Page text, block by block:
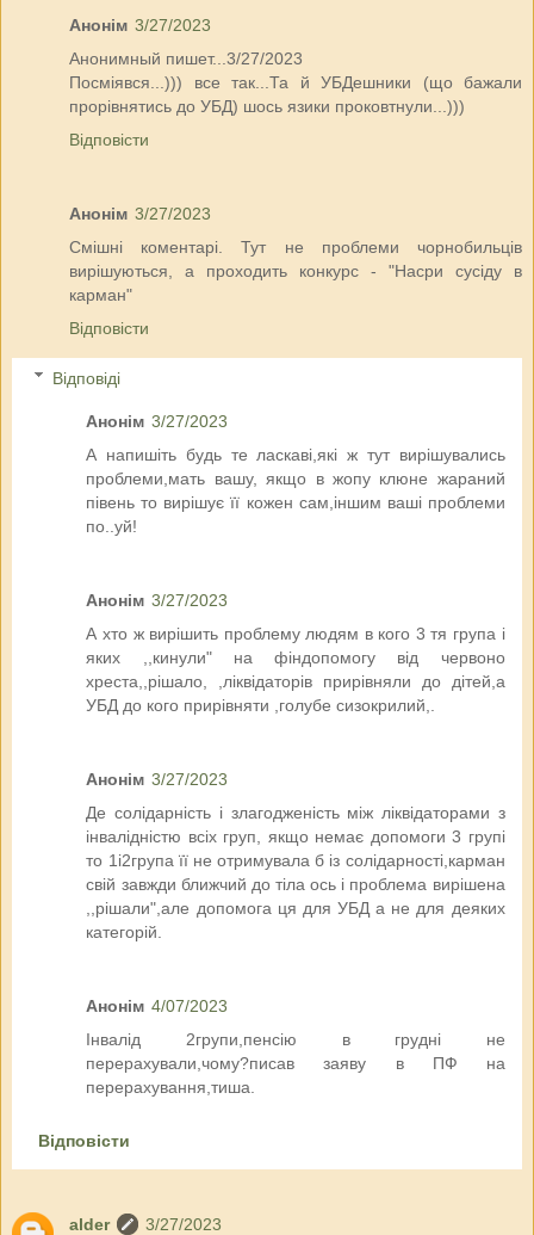
Анонім 3/27/2023
Анонимный пишет...3/27/2023
Посміявся...))) все так...Та й УБДешники (що бажали
прорівнятись до УБД) шось язики проковтнули...)))
Відповісти
Анонім 3/27/2023
Смішні коментарі. Тут не проблеми чорнобильців
вирішуються, а проходить конкурс - "Насри сусіду в
карман"
Відповісти
Відповіді
Анонім 3/27/2023
А напишіть будь те ласкаві,які ж тут вирішувались
проблеми,мать вашу, якщо в жопу клюне жараний
півень то вирішує її кожен сам,іншим ваші проблеми
по..уй!
Анонім 3/27/2023
А хто ж вирішить проблему людям в кого 3 тя група і
яких ,,кинули" на фіндопомогу від червоно
хреста,,рішало, ,ліквідаторів прирівняли до дітей,а
УБД до кого прирівняти ,голубе сизокрилий,.
Анонім 3/27/2023
Де солідарність і злагодженість між ліквідаторами з
інвалідністю всіх груп, якщо немає допомоги 3 групі
то 1і2група її не отримувала б із солідарності,карман
свій завжди ближчий до тіла ось і проблема вирішена
,,рішали",але допомога ця для УБД а не для деяких
категорій.
Анонім 4/07/2023
Інвалід 2групи,пенсію в грудні не
перерахували,чому?писав заяву в ПФ на
перерахування,тиша.
Відповісти
alder
3/27/2023